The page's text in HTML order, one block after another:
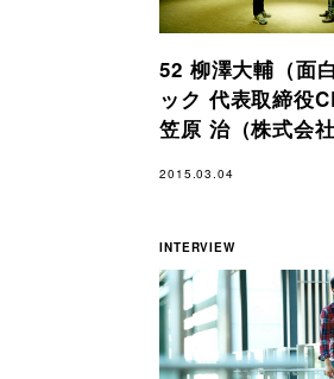
52 柳澤大輔（面
ック 代表取締役
笠原 治（株式会
2015.03.04
INTERVIEW